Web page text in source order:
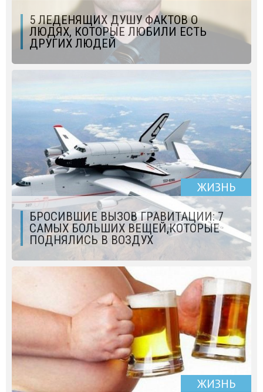
5 ЛЕДЕНЯЩИХ ДУШУ ФАКТОВ О
ЛЮДЯХ, КОТОРЫЕ ЛЮБИЛИ ЕСТЬ
ДРУГИХ ЛЮДЕЙ
ЖИЗНЬ
БРОСИВШИЕ ВЫЗОВ ГРАВИТАЦИИ: 7
САМЫХ БОЛЬШИХ ВЕЩЕЙ,КОТОРЫЕ
ПОДНЯЛИСЬ В ВОЗДУХ
ЖИЗНЬ